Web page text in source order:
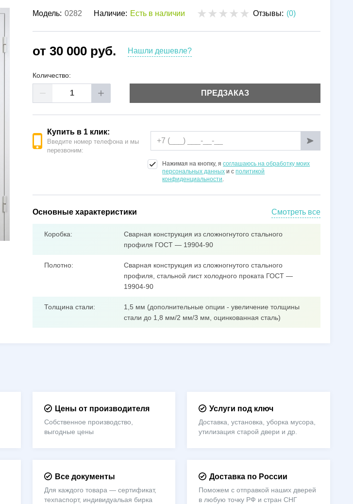
(19)
Установка
Модель: 0282 Наличие: Есть в наличии Отзывы: (0)
от 30 000 руб. Нашли дешевле?
Количество:
ПРЕДЗАКАЗ
Купить в 1 клик:
Введите номер телефона и мы
перезвоним:
Нажимая на кнопку, ясоглашаюсь на обработку моих
персональных данных и сполитикой
конфиденциальности.
Основные характеристики Смотреть все
Коробка:
Сварная конструкция из сложногнутого стального
профиля ГОСТ — 19904-90
Полотно:
Сварная конструкция из сложногнутого стального
профиля, стальной лист холодного проката ГОСТ —
19904-90
Толщина стали:
1,5 мм (дополнительные опции - увеличение толщины
стали до 1,8 мм/2 мм/3 мм, оцинкованная сталь)
Цены от производителя
Собственное производство,
выгодные цены
Услуги под ключ
Доставка, установка, уборка мусора,
утилизация старой двери и др.
Все документы
Для каждого товара — сертификат,
техпаспорт, индивидуальая бирка
Доставка по России
Поможем с отправкой наших дверей
в любую точку РФ и стран СНГ